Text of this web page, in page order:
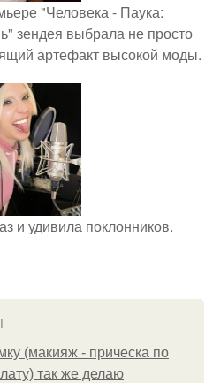
"Человека - Паука:
зендея выбрала не просто
артефакт высокой моды.
и удивила поклонников.
(макияж - прическа по
так же делаю